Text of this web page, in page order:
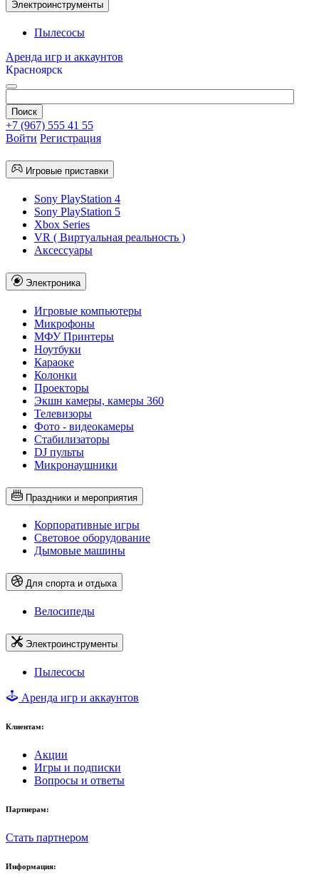
Электроинструменты
Пылесосы
Аренда игр и аккаунтов
Красноярск
+7 (967) 555 41 55
Войти Регистрация
Игровые приставки
Sony PlayStation 4
Sony PlayStation 5
Xbox Series
VR ( Виртуальная реальность )
Аксессуары
Электроника
Игровые компьютеры
Микрофоны
МФУ Принтеры
Ноутбуки
Караоке
Колонки
Проекторы
Экшн камеры, камеры 360
Телевизоры
Фото - видеокамеры
Стабилизаторы
DJ пульты
Микронаушники
Праздники и мероприятия
Корпоративные игры
Световое оборудование
Дымовые машины
Для спорта и отдыха
Велосипеды
Электроинструменты
Пылесосы
Аренда игр и аккаунтов
Клиентам:
Акции
Игры и подписки
Вопросы и ответы
Партнерам:
Стать партнером
Информация: